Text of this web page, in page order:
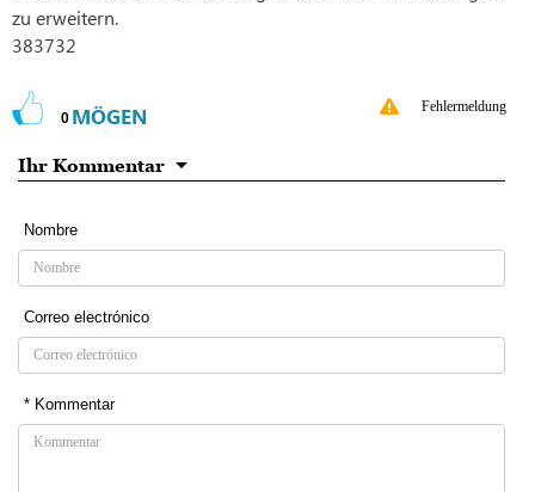
zu erweitern.
383732
0 MÖGEN Fehlermeldung
Ihr Kommentar
Nombre
Correo electrónico
* Kommentar